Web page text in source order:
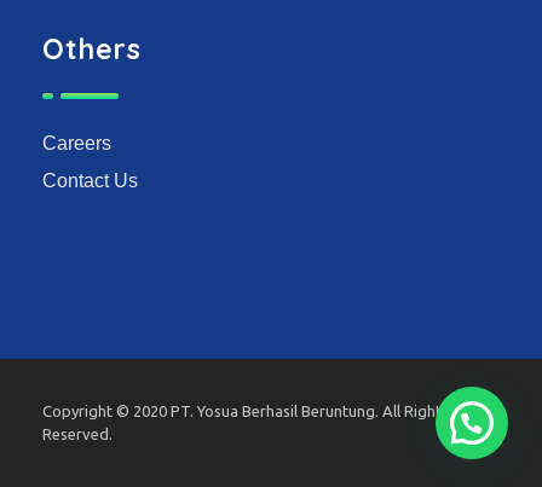
Others
Careers
Contact Us
Copyright © 2020 PT. Yosua Berhasil Beruntung. All Rights
Reserved.